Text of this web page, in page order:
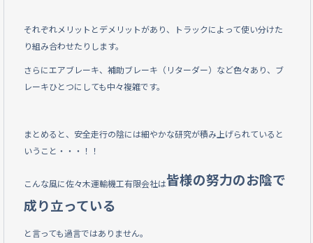
それぞれメリットとデメリットがあり、トラックによって使い分けた
り組み合わせたりします。
さらにエアブレーキ、補助ブレーキ（リターダー）など色々あり、ブ
レーキひとつにしても中々複雑です。
まとめると、安全走行の陰には細やかな研究が積み上げられていると
いうこと・・・！！
こんな風に佐々木運輸機工有限会社は皆様の努力のお陰で
成り立っている
と言っても過言ではありません。